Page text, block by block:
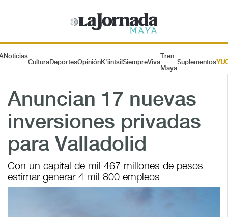
Noticias
CulturaDeportesOpiniónK'iintsil SiempreViva
Tren
Maya
Suplementos
Anuncian 17 nuevas
inversiones privadas
para Valladolid
Con un capital de mil 467 millones de pesos
estimar generar 4 mil 800 empleos